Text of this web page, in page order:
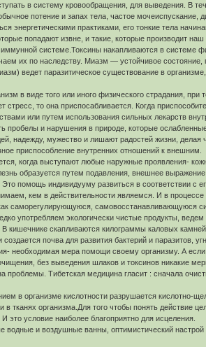
в систему кровообращения, для выведения. В
потение и запах тела, частое
энергетическими практиками, его тонкие тела
попадают извне, и такие, которые производит
системе.Токсины накапливаются в системе
их по наследству. Миазм — устойчивое
ведет паразитическое существование в
в виде того или иного физического страдания,
стресс, то она приспосабливается. Когда
или путем использования сильных лекарств
пробелы и нарушения в природе, которые
надежду, мужество и лишают радостей жизни,
приспособление внутренних отношений к внешним.
когда выступают любые наружные проявления-
образуется путем подавления, внешнее
помощь индивидууму развиться в соответствии с
кем в действительности являемся. И в
саморегулирующуюся, самовосстанавливающуюся
употребляем экологически чистые продукты,
кишечнике скапливаются килограммы каловых
почва для развития бактерий и паразитов,
необходимая мера помощи своему организму. А
без выведения шлаков и токсинов никакие
проблемы. Тибетская медицина гласит : сначала
в организме кислотности разрушается кислотно-
тканях организма.Для того чтобы понять действие
это условие наиболее благоприятно для исцеления.
водные и воздушные ванны, оптимистический